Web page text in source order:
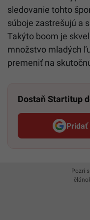
sledovanie tohto
súboje zastrešujú a
Takýto boom je
množstvo mladých
premeniť na
Dostaň Startitup
Pridať
Pozri